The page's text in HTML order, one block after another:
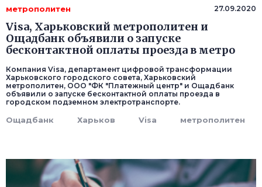
метрополитен 27.09.2020
Visa, Харьковский метрополитен и
Ощадбанк объявили о запуске
бесконтактной оплаты проезда в метро
Компания Visa, департамент цифровой трансформации
Харьковского городского совета, Харьковский
метрополитен, ООО "ФК "Платежный центр" и Ощадбанк
объявили о запуске бесконтактной оплаты проезда в
городском подземном электротранспорте.
Ощадбанк Харьков Visa метрополитен